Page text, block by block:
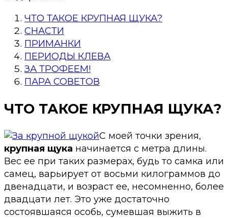
ЧТО ТАКОЕ КРУПНАЯ ЩУКА?
СНАСТИ
ПРИМАНКИ
ПЕРИОДЫ КЛЕВА
ЗА ТРОФЕЕМ!
ПАРА СОВЕТОВ
ЧТО ТАКОЕ КРУПНАЯ ЩУКА?
С моей точки зрения,
крупная щука начинается с метра длины.
Вес ее при таких размерах, будь то самка или
самец, варьирует от восьми килограммов до
двенадцати, и возраст ее, несомненно, более
двадцати лет. Это уже достаточно
состоявшаяся особь, сумевшая выжить в